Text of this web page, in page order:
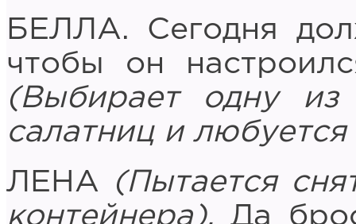
БЕЛЛА. Сегодня
чтобы он
(Выбирает одну
салатниц и
ЛЕНА
(Пытается
контейнера). Да